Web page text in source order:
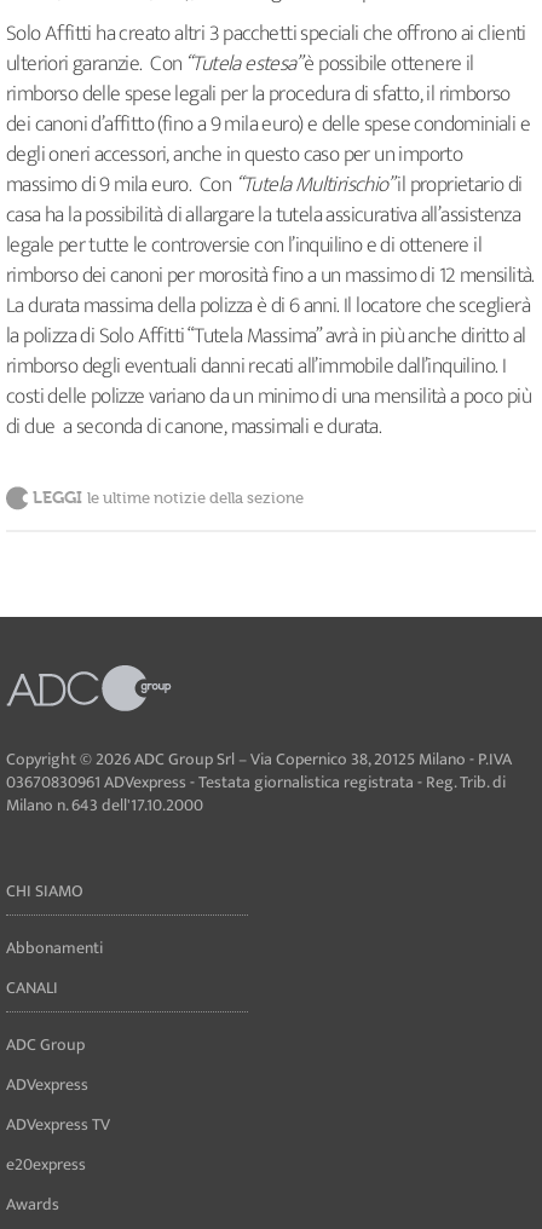
Solo Affitti ha creato altri 3 pacchetti speciali che offrono ai clienti
ulteriori garanzie. Con “Tutela estesa”è possibile ottenere il
rimborso delle spese legali per la procedura di sfatto, il rimborso
dei canoni d’affitto (fino a 9 mila euro) e delle spese condominiali e
degli oneri accessori, anche in questo caso per un importo
massimo di 9 mila euro. Con “Tutela Multirischio”il proprietario di
casa ha la possibilità di allargare la tutela assicurativa all’assistenza
legale per tutte le controversie con l’inquilino e di ottenere il
rimborso dei canoni per morosità fino a un massimo di 12 mensilità.
La durata massima della polizza è di 6 anni. Il locatore che sceglierà
la polizza di Solo Affitti “Tutela Massima” avrà in più anche diritto al
rimborso degli eventuali danni recati all’immobile dall’inquilino. I
costi delle polizze variano da un minimo di una mensilità a poco più
di due a seconda di canone, massimali e durata.
LEGGI le ultime notizie della sezione
Copyright © 2026 ADC Group Srl – Via Copernico 38, 20125 Milano - P.IVA
03670830961 ADVexpress - Testata giornalistica registrata - Reg. Trib. di
Milano n. 643 dell'17.10.2000
CHI SIAMO
Abbonamenti
CANALI
ADC Group
ADVexpress
ADVexpress TV
e20express
Awards